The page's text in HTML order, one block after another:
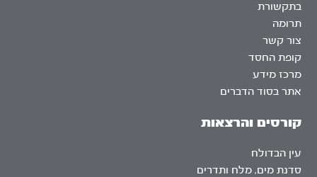
בתקשורת
תרומה
צור קשר
קופת החסד
מרכז מידע
אתר בסוד הדברים
קורסים והרצאות
עין הבדולח
סדנת מים, מלח ותדרים